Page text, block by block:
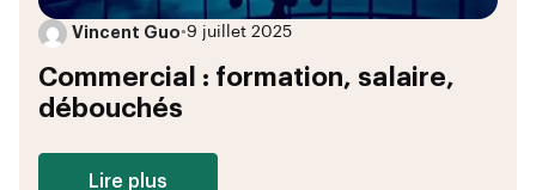
Vincent Guo•9 juillet 2025
Commercial : formation, salaire,
débouchés
Lire plus